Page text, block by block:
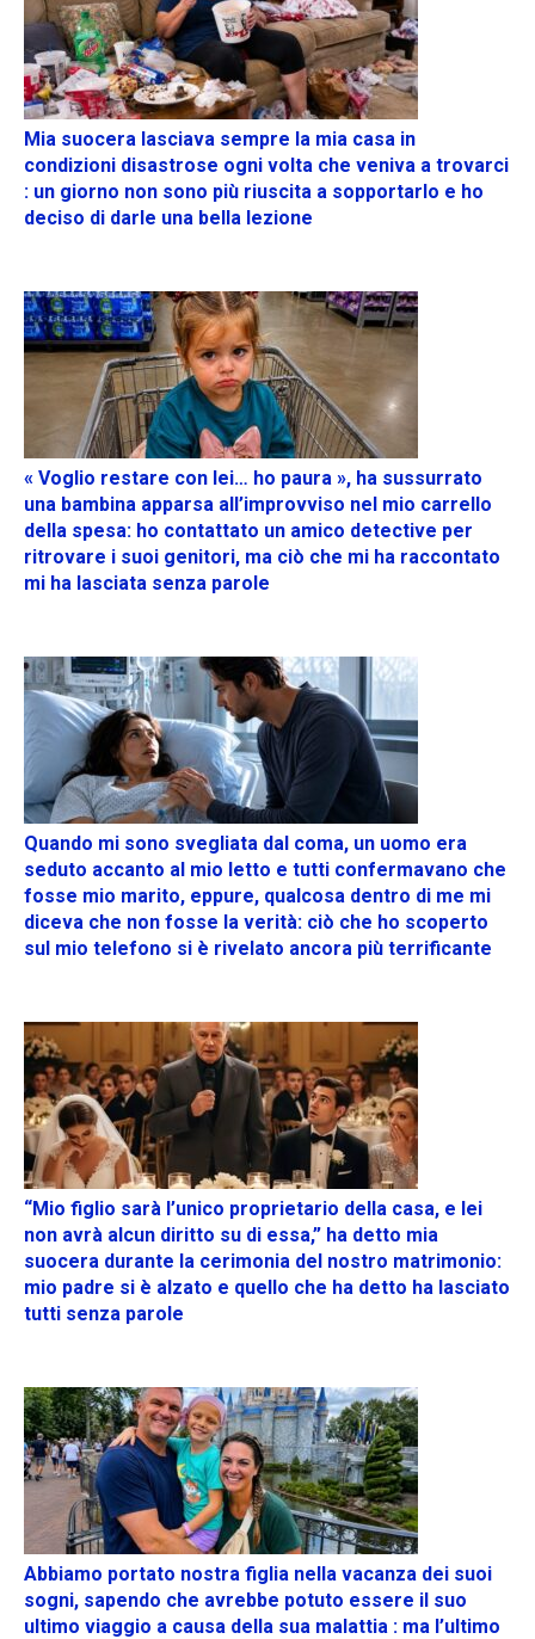
Mia suocera lasciava sempre la mia casa in
condizioni disastrose ogni volta che veniva a trovarci
: un giorno non sono più riuscita a sopportarlo e ho
deciso di darle una bella lezione
« Voglio restare con lei… ho paura », ha sussurrato
una bambina apparsa all’improvviso nel mio carrello
della spesa: ho contattato un amico detective per
ritrovare i suoi genitori, ma ciò che mi ha raccontato
mi ha lasciata senza parole
Quando mi sono svegliata dal coma, un uomo era
seduto accanto al mio letto e tutti confermavano che
fosse mio marito, eppure, qualcosa dentro di me mi
diceva che non fosse la verità: ciò che ho scoperto
sul mio telefono si è rivelato ancora più terrificante
“Mio figlio sarà l’unico proprietario della casa, e lei
non avrà alcun diritto su di essa,” ha detto mia
suocera durante la cerimonia del nostro matrimonio:
mio padre si è alzato e quello che ha detto ha lasciato
tutti senza parole
Abbiamo portato nostra figlia nella vacanza dei suoi
sogni, sapendo che avrebbe potuto essere il suo
ultimo viaggio a causa della sua malattia : ma l’ultimo